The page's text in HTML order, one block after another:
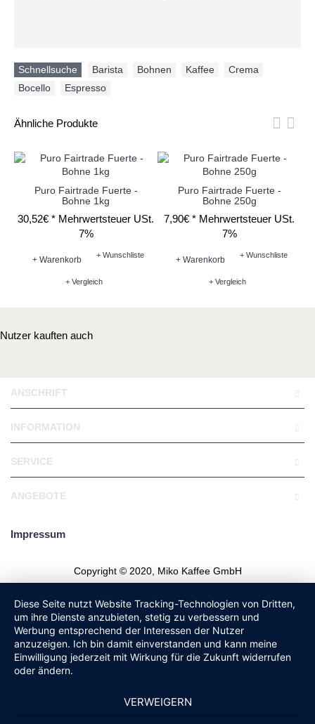
Schnellsuche Barista Bohnen Kaffee Crema
Bocello
Espresso
Ähnliche Produkte
Puro Fairtrade Fuerte -
Bohne 1kg
30,52€ * Mehrwertsteuer USt.
7%
+ Warenkorb + Wunschliste
+ Vergleich
Puro Fairtrade Fuerte -
Bohne 250g
7,90€ * Mehrwertsteuer USt.
7%
+ Warenkorb + Wunschliste
+ Vergleich
Nutzer kauften auch
ANSCHRIFT
INFORMATION
SERVICE
ANGEBOTE
Impressum
Copyright © 2020, Miko Kaffee GmbH
Diese Seite nutzt Website Tracking-Technologien von Dritten,
um ihre Dienste anzubieten, stetig zu verbessern und
Werbung entsprechend der Interessen der Nutzer
anzuzeigen. Ich bin damit einverstanden und kann meine
Einwilligung jederzeit mit Wirkung für die Zukunft widerrufen
oder ändern.
VERWEIGERN